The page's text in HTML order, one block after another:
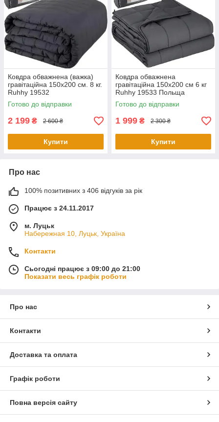
Ковдра обважнена (важка)
гравітаційна 150х200 см. 8 кг.
Ruhhy 19532
Готово до відправки
2 199 ₴ 2 600 ₴
Купити
Ковдра обважнена
гравітаційна 150х200 см 6 кг
Ruhhy 19533 Польща
Готово до відправки
1 999 ₴ 2 300 ₴
Купити
Про нас
100% позитивних з 406 відгуків за рік
Працює з 24.11.2017
м. Луцьк
Набережная 10, Луцьк, Україна
Контакти
Сьогодні працює з 09:00 до 21:00
Показати весь графік роботи
Про нас
Контакти
Доставка та оплата
Графік роботи
Повна версія сайту